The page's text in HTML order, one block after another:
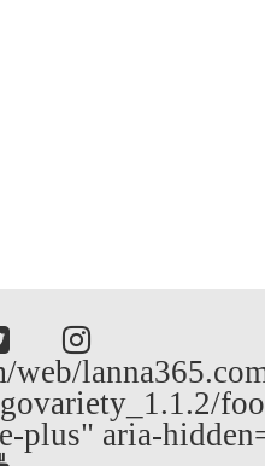
web/
plus" aria-